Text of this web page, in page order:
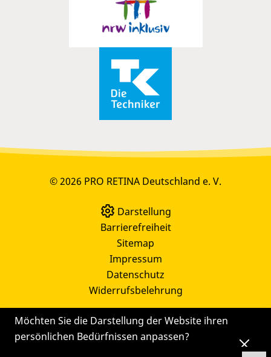
Möchten Sie die Darstellung der Website ihren
persönlichen Bedürfnissen anpassen?
© 2026 PRO RETINA Deutschland e. V.
Darstellung
Barrierefreiheit
Sitemap
Impressum
Datenschutz
Widerrufsbelehrung